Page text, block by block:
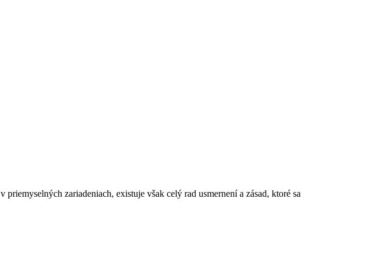
v priemyselných zariadeniach, existuje však celý rad usmernení a zásad, ktoré sa